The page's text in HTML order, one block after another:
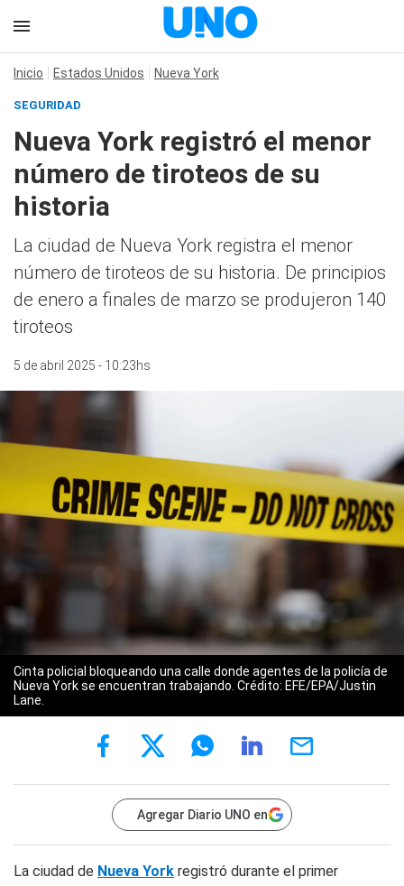
Inicio Estados Unidos Nueva York
SEGURIDAD
Nueva York registró el menor
número de tiroteos de su
historia
La ciudad de Nueva York registra el menor
número de tiroteos de su historia. De principios
de enero a finales de marzo se produjeron 140
tiroteos
5 de abril 2025 - 10:23hs
Cinta policial bloqueando una calle donde agentes de la policía de
Nueva York se encuentran trabajando. Crédito: EFE/EPA/Justin
Lane.
Agregar Diario UNO en
La ciudad de Nueva York registró durante el primer